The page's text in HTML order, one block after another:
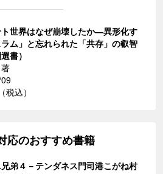
世界はなぜ崩壊したか―異形化す
ム」と忘れられた「共存」の叡智
書）
税込）
応のおすすめ書籍
弟４－テンダネス門司港こがね村